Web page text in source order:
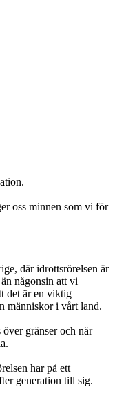
oss minnen som vi för
där idrottsrörelsen är
någonsin att vi
det är en viktig
människor i vårt land.
gränser och när
har på ett
generation till sig.